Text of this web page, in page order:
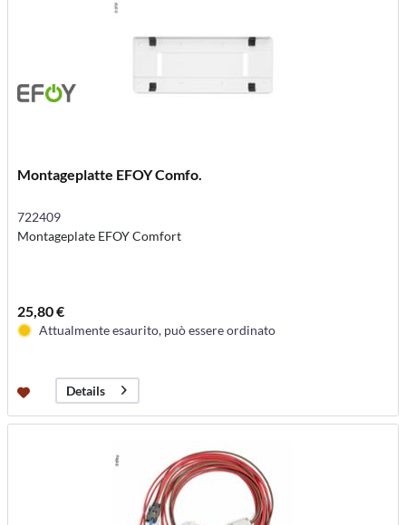
Montageplatte EFOY Comfo.
722409
Montageplate EFOY Comfort
25,80 €
Attualmente esaurito, può essere ordinato
Details